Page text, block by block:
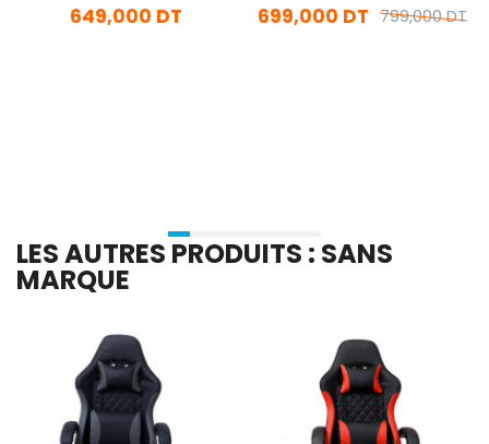
649,000 DT
799,000 DT
699,000 DT
LES AUTRES PRODUITS : SANS
MARQUE